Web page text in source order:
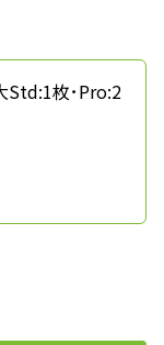
Std:1枚･Pro:2